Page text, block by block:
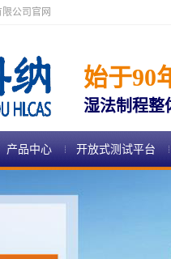
公司官网
始于90
湿法制程整
产品中心 开放式测试平台